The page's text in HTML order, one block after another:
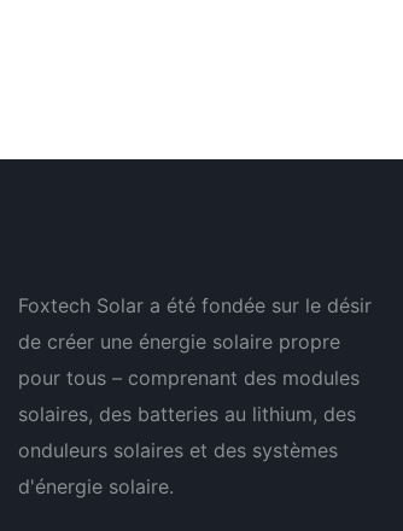
Foxtech Solar a été fondée sur le désir
de créer une énergie solaire propre
pour tous – comprenant des modules
solaires, des batteries au lithium, des
onduleurs solaires et des systèmes
d'énergie solaire.